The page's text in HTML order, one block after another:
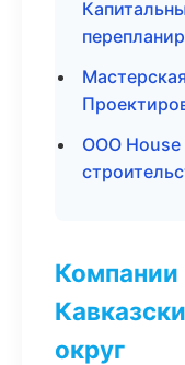
ООО House
Компании
округ